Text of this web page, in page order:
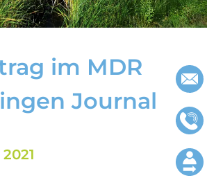
im MDR
Journal